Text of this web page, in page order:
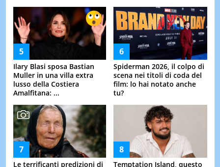
Ilary Blasi sposa Bastian
Muller in una villa extra
lusso della Costiera
Amalfitana: ...
Spiderman 2026, il colpo di
scena nei titoli di coda del
film: lo hai notato anche
tu?
Le terrificanti predizioni di Temptation Island, questo